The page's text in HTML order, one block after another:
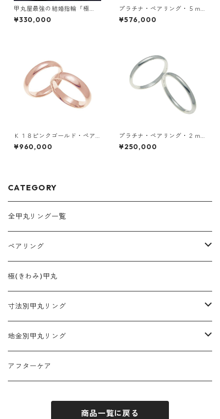
甲丸屋最強の結婚指輪「極
（きわみ）甲丸 type 3」
¥330,000
プラチナ・ペアリング・５ｍ
ｍ幅・甲丸リング
¥576,000
Ｋ１８ピンクゴールド・ペア
リング・５ｍｍ幅・甲丸リン
グ
¥960,000
プラチナ・ペアリング・２ｍ
ｍ幅・甲丸リング
¥250,000
CATEGORY
全甲丸リング一覧
ペアリング
2mm幅
3mm幅
4mm幅
5mm幅
極(きわみ)甲丸
寸法別甲丸リング
2mm幅
3mm幅
地金別甲丸リング
プラチナ900
アフターケア
商品一覧に戻る